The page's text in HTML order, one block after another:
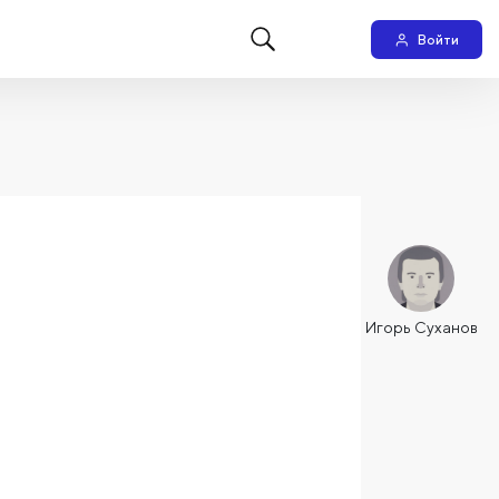
Войти
Игорь Суханов